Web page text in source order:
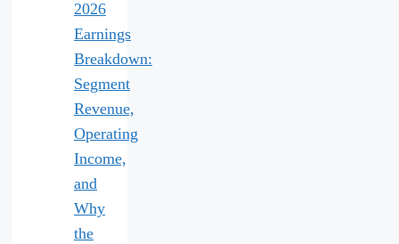
2026
Earnings
Breakdown:
Segment
Revenue,
Operating
Income,
and
Why
the